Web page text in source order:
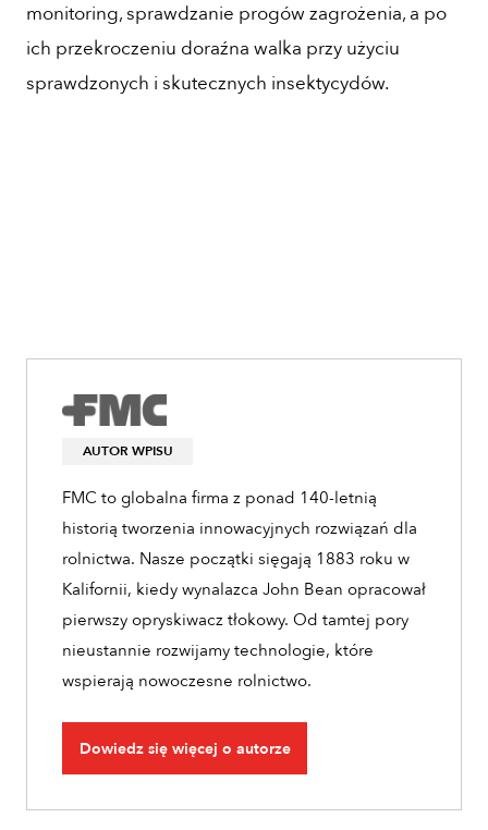
monitoring, sprawdzanie progów zagrożenia, a po
ich przekroczeniu doraźna walka przy użyciu
sprawdzonych i skutecznych insektycydów.
AUTOR WPISU
FMC to globalna firma z ponad 140-letnią
historią tworzenia innowacyjnych rozwiązań dla
rolnictwa. Nasze początki sięgają 1883 roku w
Kalifornii, kiedy wynalazca John Bean opracował
pierwszy opryskiwacz tłokowy. Od tamtej pory
nieustannie rozwijamy technologie, które
wspierają nowoczesne rolnictwo.
Dowiedz się więcej o autorze